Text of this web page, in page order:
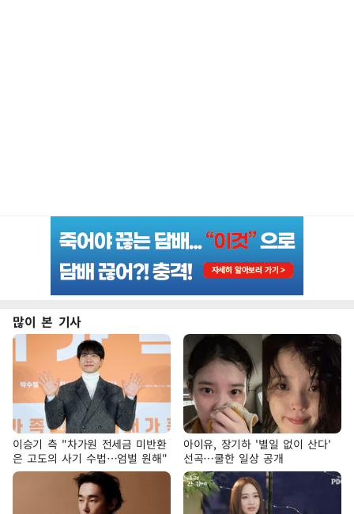
많이 본 기사
이승기 측 "차가원 전세금 미반환
은 고도의 사기 수법…엄벌 원해"
아이유, 장기하 '별일 없이 산다'
선곡…쿨한 일상 공개